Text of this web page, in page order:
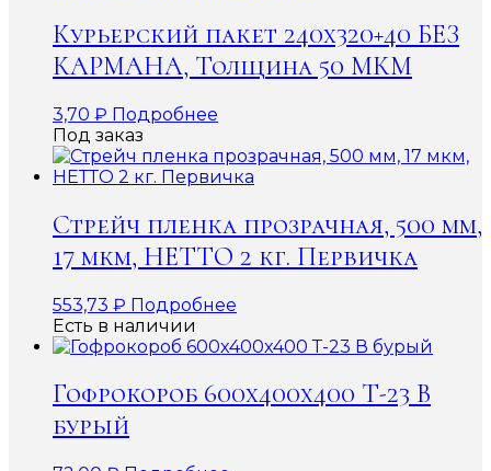
Курьерский пакет 240х320+40 БЕЗ
КАРМАНА, Толщина 50 МКМ
3,70 ₽ Подробнее
Под заказ
Стрейч пленка прозрачная, 500 мм,
17 мкм, НЕТТО 2 кг. Первичка
553,73 ₽ Подробнее
Есть в наличии
Гофрокороб 600x400x400 Т-23 В
бурый